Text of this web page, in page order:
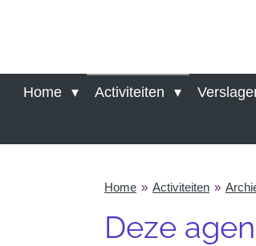
hoofdinhoud
Home Activiteiten
Home » Activiteiten »
Deze